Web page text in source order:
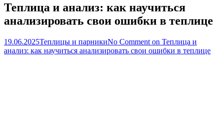
Теплица и анализ: как научиться
анализировать свои ошибки в теплице
19.06.2025Теплицы и парникиNo Comment on Теплица и
анализ: как научиться анализировать свои ошибки в теплице